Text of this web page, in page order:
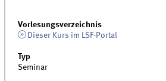
Vorlesungsverzeichnis
Dieser Kurs im LSF-Portal
Typ
Seminar